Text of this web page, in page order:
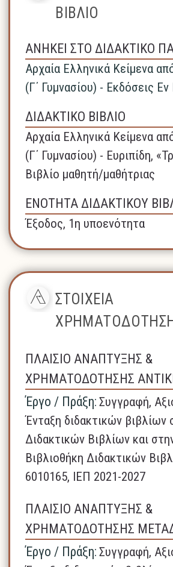
ΒΙΒΛΙΟ
ΑΝΗΚΕΙ ΣΤΟ ΔΙΔΑΚΤΙΚΟ
Αρχαία Ελληνικά Κείμενα
(Γ΄ Γυμνασίου) - Εκδόσεις
ΔΙΔΑΚΤΙΚΟ ΒΙΒΛΙΟ
Αρχαία Ελληνικά Κείμενα
(Γ΄ Γυμνασίου) - Ευριπίδη,
Βιβλίο μαθητή/μαθήτριας
ΕΝΟΤΗΤΑ ΔΙΔΑΚΤΙΚΟΥ
Έξοδος, 1η υποενότητα
ΣΤΟΙΧΕΙΑ
ΠΛΑΙΣΙΟ ΑΝΑΠΤΥΞΗΣ &
ΧΡΗΜΑΤΟΔΟΤΗΣΗΣ
Έργο / Πράξη: Συγγραφή,
Ένταξη διδακτικών
Διδακτικών Βιβλίων και
Βιβλιοθήκη Διδακτικών
6010165, ΙΕΠ 2021-2027
ΠΛΑΙΣΙΟ ΑΝΑΠΤΥΞΗΣ &
ΧΡΗΜΑΤΟΔΟΤΗΣΗΣ
Έργο / Πράξη: Συγγραφή,